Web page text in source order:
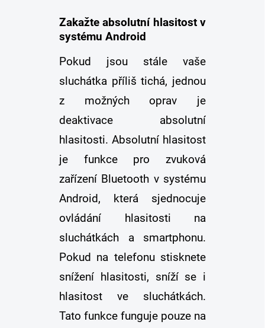
Zakažte absolutní hlasitost v
systému Android
Pokud jsou stále vaše
sluchátka příliš tichá, jednou
z možných oprav je
deaktivace absolutní
hlasitosti. Absolutní hlasitost
je funkce pro zvuková
zařízení Bluetooth v systému
Android, která sjednocuje
ovládání hlasitosti na
sluchátkách a smartphonu.
Pokud na telefonu stisknete
snížení hlasitosti, sníží se i
hlasitost ve sluchátkách.
Tato funkce funguje pouze na